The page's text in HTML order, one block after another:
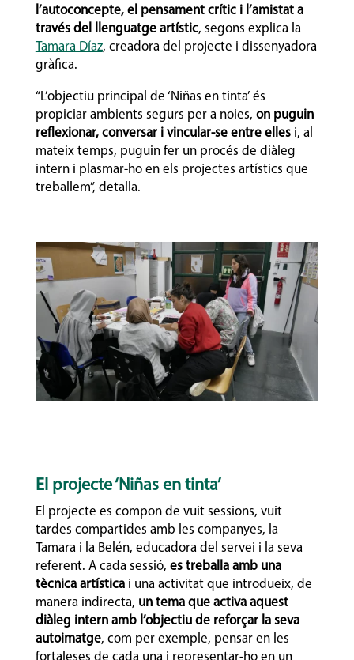
l’autoconcepte, el pensament crític i l’amistat a
través del llenguatge artístic, segons explica la
Tamara Díaz, creadora del projecte i dissenyadora
gràfica.
“L’objectiu principal de ‘Niñas en tinta’ és
propiciar ambients segurs per a noies, on puguin
reflexionar, conversar i vincular-se entre ellesi, al
mateix temps, puguin fer un procés de diàleg
intern i plasmar-ho en els projectes artístics que
treballem”, detalla.
El projecte ‘Niñas en tinta’
El projecte es compon de vuit sessions, vuit
tardes compartides amb les companyes, la
Tamara i la Belén, educadora del servei i la seva
referent. A cada sessió, es treballa amb una
tècnica artísticai una activitat que introdueix, de
manera indirecta, un tema que activa aquest
diàleg intern amb l’objectiu de reforçar la seva
autoimatge, com per exemple, pensar en les